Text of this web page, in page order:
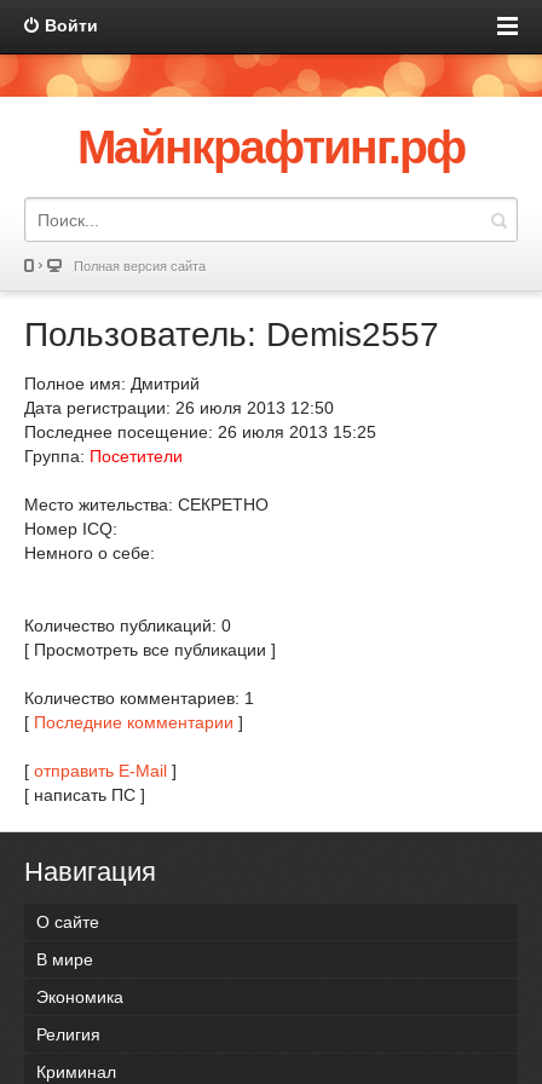
Войти
Майнкрафтинг.рф
Полная версия сайта
Пользователь: Demis2557
Полное имя: Дмитрий
Дата регистрации: 26 июля 2013 12:50
Последнее посещение: 26 июля 2013 15:25
Группа: Посетители
Место жительства: СЕКРЕТНО
Номер ICQ:
Немного о себе:
Количество публикаций: 0
[ Просмотреть все публикации ]
Количество комментариев: 1
[ Последние комментарии ]
[ отправить E-Mail ]
[ написать ПС ]
Навигация
О сайте
В мире
Экономика
Религия
Криминал